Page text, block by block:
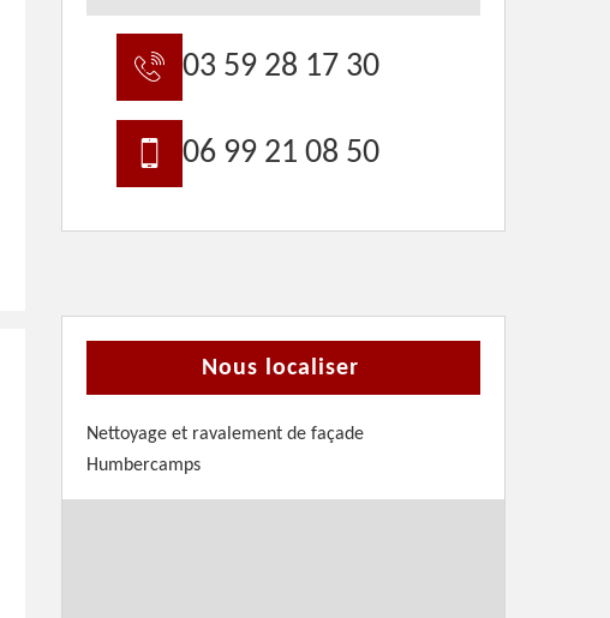
03 59 28 17 30
06 99 21 08 50
Nous localiser
Nettoyage et ravalement de façade
Humbercamps